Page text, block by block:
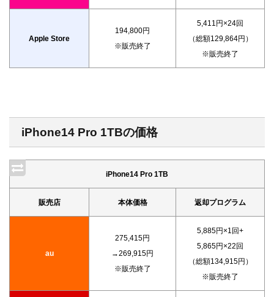
Apple Store
194,800円
※販売終了
5,411円×24回
（総額129,864円）
※販売終了
iPhone14 Pro 1TBの価格
iPhone14 Pro 1TB
販売店 本体価格 返却プログラム
au
275,415円
→269,915円
※販売終了
5,885円×1回+
5,865円×22回
（総額134,915円）
※販売終了